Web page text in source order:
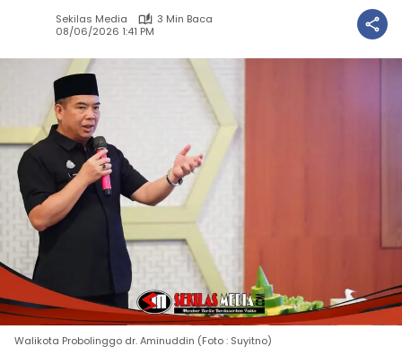
Sekilas Media
3 Min Baca
08/06/2026 1:41 PM
Walikota Probolinggo dr. Aminuddin (Foto : Suyitno)